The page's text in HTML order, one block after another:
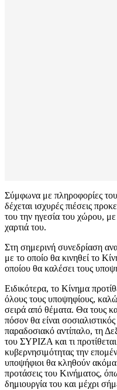
Σύμφωνα με πληροφορίες του
δέχεται ισχυρές πιέσεις
του την ηγεσία του χώρου,
χαρτιά του.
Στη σημερινή συνεδρίαση
με το οποίο θα κινηθεί το
οποίου θα καλέσει τους
Ειδικότερα, το Κίνημα
όλους τους υποψηφίους,
σειρά από θέματα. Θα τους
πόσον θα είναι
παραδοσιακό αντίπαλο, τη
του ΣΥΡΙΖΑ και τι
κυβερνησιμότητας την
υποψήφιοι θα κληθούν
προτάσεις του Κινήματος,
δημιουργία του και μέχρι